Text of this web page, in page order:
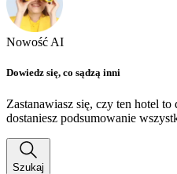
Nowość AI
Dowiedz się, co sądzą inni
Zastanawiasz się, czy ten hotel
dostaniesz podsumowanie
Szukaj